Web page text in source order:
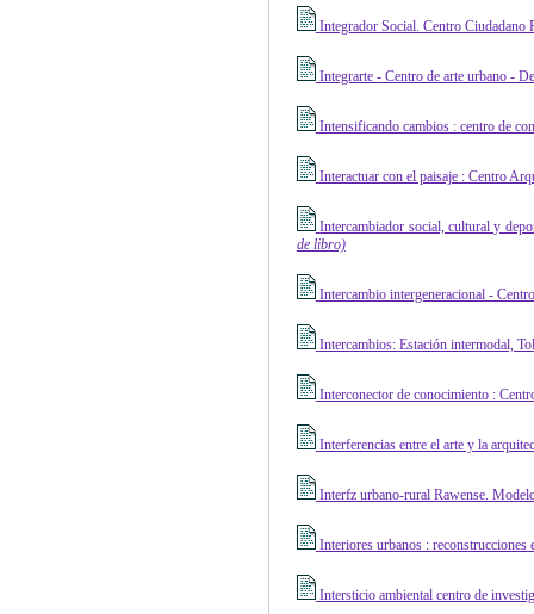
Integrador Social. Centro Ciudadano
Integrarte - Centro de arte urbano -
Intensificando cambios : centro de
Interactuar con el paisaje : Centro
Intercambiador social, cultural y
de libro)
Intercambio intergeneracional -
Intercambios: Estación intermodal,
Interconector de conocimiento :
Interferencias entre el arte y la
Interfz urbano-rural Rawense.
Interiores urbanos : reconstrucciones
Intersticio ambiental centro de